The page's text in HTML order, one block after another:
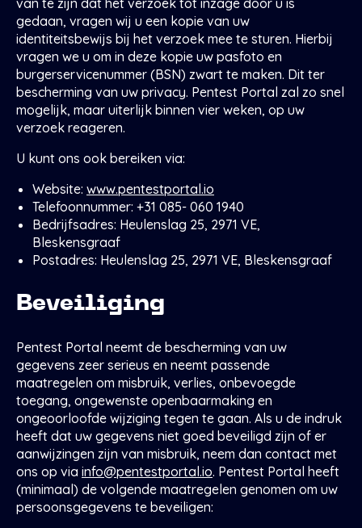
gedaan, vragen wij u een kopie van uw
identiteitsbewijs bij het verzoek mee te sturen. Hierbij
vragen we u om in deze kopie uw pasfoto en
burgerservicenummer (BSN) zwart te maken. Dit ter
bescherming van uw privacy. Pentest Portal zal zo snel
mogelijk, maar uiterlijk binnen vier weken, op uw
verzoek reageren.
U kunt ons ook bereiken via:
Website: www.pentestportal.io
Telefoonnummer: +31 085- 060 1940
Bedrijfsadres: Heulenslag 25, 2971 VE,
Bleskensgraaf
Postadres: Heulenslag 25, 2971 VE, Bleskensgraaf
Beveiliging
Pentest Portal neemt de bescherming van uw
gegevens zeer serieus en neemt passende
maatregelen om misbruik, verlies, onbevoegde
toegang, ongewenste openbaarmaking en
ongeoorloofde wijziging tegen te gaan. Als u de indruk
heeft dat uw gegevens niet goed beveiligd zijn of er
aanwijzingen zijn van misbruik, neem dan contact met
ons op via info@pentestportal.io. Pentest Portal heeft
(minimaal) de volgende maatregelen genomen om uw
persoonsgegevens te beveiligen: